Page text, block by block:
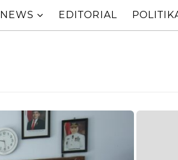
NEWS EDITORIAL